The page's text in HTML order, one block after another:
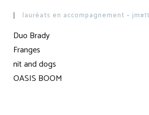
lauréats en accompagnement – jm#11
Duo Brady
Franges
nit and dogs
OASIS BOOM